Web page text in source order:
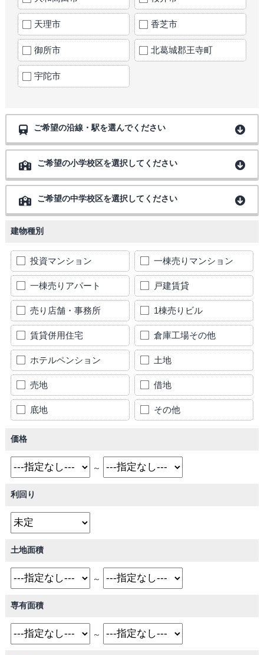
天理市 香芝市
御所市 北葛城郡王寺町
宇陀市
ご希望の沿線・駅を選んでください
ご希望の小学校区を選択してください
ご希望の中学校区を選択してください
建物種別
投資マンション 一棟売りマンション
一棟売りアパート 戸建賃貸
売り店舗・事務所 1棟売りビル
賃貸併用住宅 倉庫工場その他
ホテルペンション 土地
売地 借地
底地 その他
価格
～
利回り
土地面積
～
専有面積
～